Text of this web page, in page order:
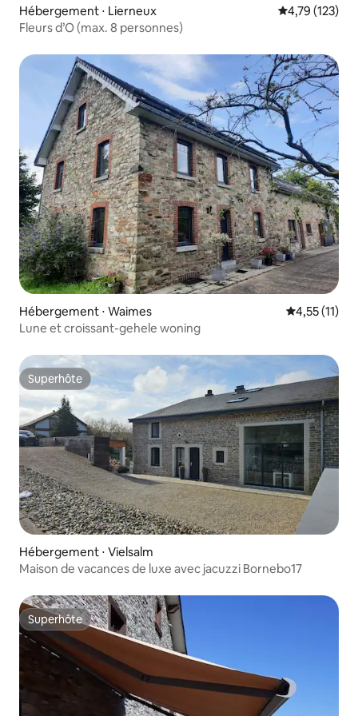
Hébergement ⋅ Lierneux Évaluation
4,79 (123)
Fleurs d’O (max. 8 personnes)
Hébergement ⋅ Waimes Évaluation
4,55 (11)
Lune et croissant-gehele woning
Superhôte
Superhôte
Hébergement ⋅ Vielsalm
Maison de vacances de luxe avec jacuzzi Bornebo17
Superhôte
Superhôte